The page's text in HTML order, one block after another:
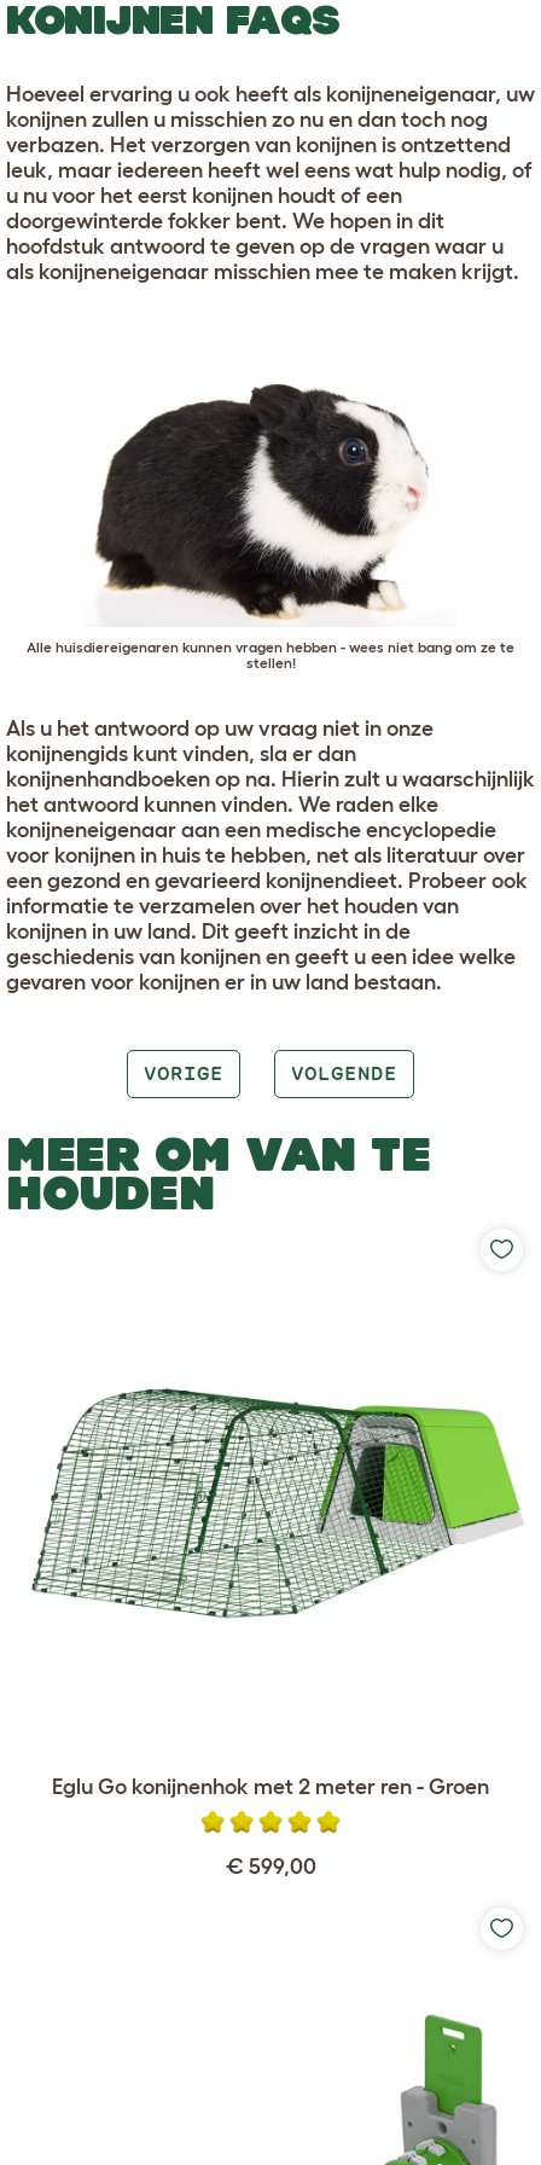
KONIJNEN FAQS
Hoeveel ervaring u ook heeft als konijneneigenaar, uw
konijnen zullen u misschien zo nu en dan toch nog
verbazen. Het verzorgen van konijnen is ontzettend
leuk, maar iedereen heeft wel eens wat hulp nodig, of
u nu voor het eerst konijnen houdt of een
doorgewinterde fokker bent. We hopen in dit
hoofdstuk antwoord te geven op de vragen waar u
als konijneneigenaar misschien mee te maken krijgt.
Alle huisdiereigenaren kunnen vragen hebben - wees niet bang om ze te
stellen!
Als u het antwoord op uw vraag niet in onze
konijnengids kunt vinden, sla er dan
konijnenhandboeken op na. Hierin zult u waarschijnlijk
het antwoord kunnen vinden. We raden elke
konijneneigenaar aan een medische encyclopedie
voor konijnen in huis te hebben, net als literatuur over
een gezond en gevarieerd konijnendieet. Probeer ook
informatie te verzamelen over het houden van
konijnen in uw land. Dit geeft inzicht in de
geschiedenis van konijnen en geeft u een idee welke
gevaren voor konijnen er in uw land bestaan.
VORIGE VOLGENDE
MEER OM VAN TE
HOUDEN
Eglu Go konijnenhok met 2 meter ren - Groen
€ 599,00